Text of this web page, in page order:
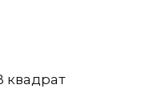
квадрат